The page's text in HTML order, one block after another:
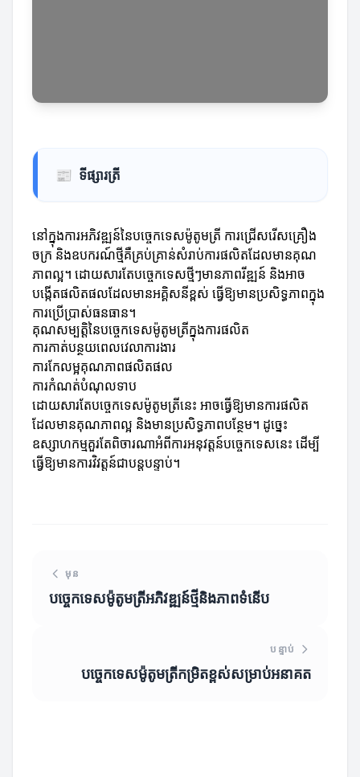
📰 ទីផ្សារត្រី
នៅក្នុងការអភិវឌ្ឍន៍នៃបច្ចេកទេសម៉ូតូមត្រី ការជ្រើសរើសគ្រឿង
ចក្រ និងឧបករណ៍ថ្មីគឺគ្រប់គ្រាន់សំរាប់ការផលិត​ដែលមានគុណ
ភាពល្អ។ ដោយសារតែបច្ចេកទេសថ្មីៗមានភាពរីឌ្ឍន៍ និងអាច
បង្កើតផលិតផលដែលមានអគ្គិសនីខ្ពស់ ធ្វើឱ្យមានប្រសិទ្ធភាពក្នុង
ការប្រើប្រាស់ធនធាន។
គុណសម្បត្តិនៃបច្ចេកទេសម៉ូតូមត្រីក្នុងការផលិត
ការកាត់បន្ថយពេលវេលាការងារ
ការកែលម្អគុណភាពផលិតផល
ការកំណត់បំណុលទាប
ដោយសារតែបច្ចេកទេសម៉ូតូមត្រីនេះ អាចធ្វើឱ្យមានការផលិត
ដែលមានគុណភាពល្អ និងមានប្រសិទ្ធភាពបន្ថែម។ ដូច្នេះ
ឧស្សាហកម្មគួរតែពិចារណាអំពីការអនុវត្តន៍បច្ចេកទេសនេះ ដើម្បី
ធ្វើឱ្យមានការវិវត្តន៍ជាបន្តបន្ទាប់។
មុន
បច្ចេកទេសម៉ូតូមត្រីអភិវឌ្ឍន៍ថ្មីនិងភាពទំនើប
បន្ទាប់
បច្ចេកទេសម៉ូតូមត្រីកម្រិតខ្ពស់សម្រាប់អនាគត